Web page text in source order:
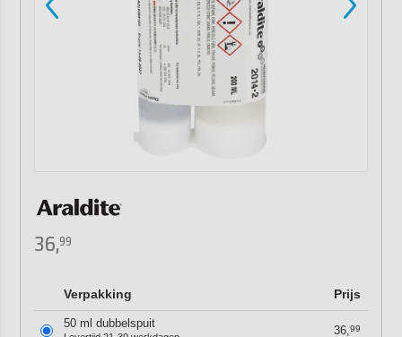
36,99
Verpakking Prijs
50 ml dubbelspuit
36,99